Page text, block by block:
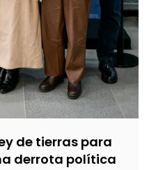
de tierras para
derrota política